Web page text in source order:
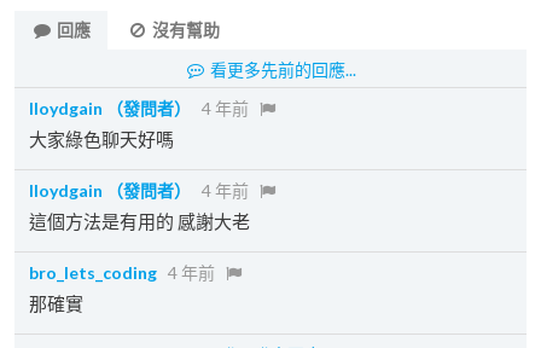
回應
沒有幫助
看更多先前的回應...
lloydgain
（發問者） 4 年前
大家綠色聊天好嗎
lloydgain （發問者） 4 年前
這個方法是有用的 感謝大老
bro_lets_coding 4 年前
那確實